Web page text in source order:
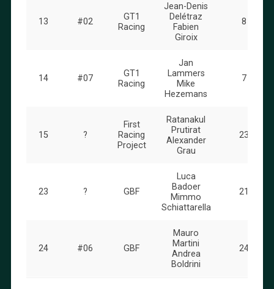
13 #02
GT1
Racing
Jean-Denis
Delétraz
Fabien
Giroix
8
14 #07
GT1
Racing
Jan
Lammers
Mike
Hezemans
7
15 ?
First
Racing
Project
Ratanakul
Prutirat
Alexander
Grau
23
23 ? GBF
Luca
Badoer
Mimmo
Schiattarella
21
24 #06 GBF
Mauro
Martini
Andrea
Boldrini
24